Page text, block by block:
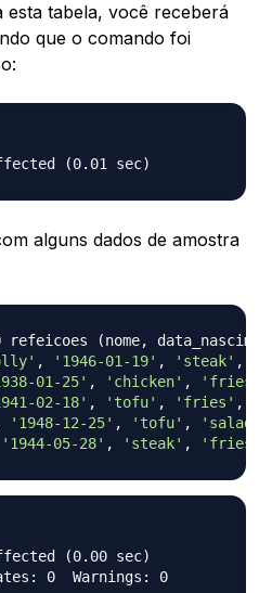
esta tabela, você receberá
que o comando foi
alguns dados de amostra
refeicoes (nome,
, '1946-01-19' , 'steak' ,
01-25' , 'chicken' , 'fries'
02-18' , 'tofu' , 'fries' ,
'1948-12-25' , 'tofu' , 'salad'
'1944-05-28' , 'steak' , 'fries'
(0.00 sec)